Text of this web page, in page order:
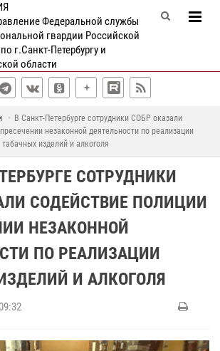
Федеральной службы
гвардии Российской
г.Санкт-Петербургу и
области
В Санкт-Петербурге сотрудники СОБР оказали
незаконной деятельности по реализации
табачных изделий и алкоголя
СОТРУДНИКИ
СОДЕЙСТВИЕ ПОЛИЦИИ
НЕЗАКОННОЙ
ПО РЕАЛИЗАЦИИ
И АЛКОГОЛЯ